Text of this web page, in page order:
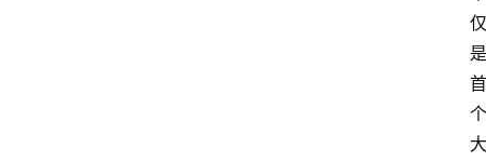
仅
是
首
个
大